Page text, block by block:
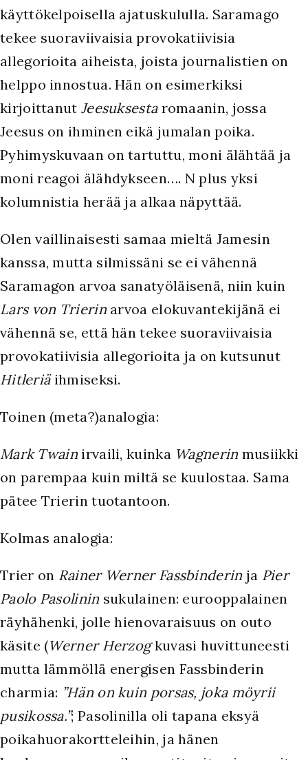
käyttökelpoisella ajatuskululla. Saramago
tekee suoraviivaisia provokatiivisia
allegorioita aiheista, joista journalistien on
helppo innostua. Hän on esimerkiksi
kirjoittanut Jeesuksestaromaanin, jossa
Jeesus on ihminen eikä jumalan poika.
Pyhimyskuvaan on tartuttu, moni älähtää ja
moni reagoi älähdykseen…. N plus yksi
kolumnistia herää ja alkaa näpyttää.
Olen vaillinaisesti samaa mieltä Jamesin
kanssa, mutta silmissäni se ei vähennä
Saramagon arvoa sanatyöläisenä, niin kuin
Lars von Trierinarvoa elokuvantekijänä ei
vähennä se, että hän tekee suoraviivaisia
provokatiivisia allegorioita ja on kutsunut
Hitleriäihmiseksi.
Toinen (meta?)analogia:
Mark Twain irvaili, kuinka Wagnerin musiikki
on parempaa kuin miltä se kuulostaa. Sama
pätee Trierin tuotantoon.
Kolmas analogia:
Trier on Rainer Werner Fassbinderin ja Pier
Paolo Pasolinin sukulainen: eurooppalainen
räyhähenki, jolle hienovaraisuus on outo
käsite (Werner Herzogkuvasi huvittuneesti
mutta lämmöllä energisen Fassbinderin
charmia: ”Hän on kuin porsas, joka möyrii
pusikossa.”; Pasolinilla oli tapana eksyä
poikahuorakortteleihin, ja hänen